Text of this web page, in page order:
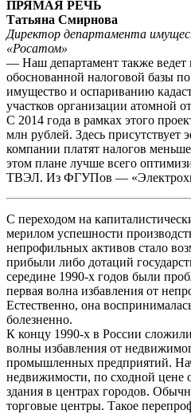
ПРЯМАЯ РЕЧЬ
Татьяна Смирнова
Директор департамента
«Росатом»
— Наш департамент также ведет
обоснованной налоговой базы
имущество и оспариванию
участков организации атомной
С 2014 года в рамках этого
млн рублей. Здесь присутствует
компании платят налогов
этом плане лучше всего
ТВЭЛ. Из ФГУПов —
С переходом на
мерилом успешности
непрофильных активов стало
прибыли либо дотаций
середине 1990-х годов были
первая волна избавления от
Естественно, она
болезненно.
К концу 1990-х в России
волны избавления от
промышленных предприятий.
недвижимости, по сходной цене
здания в центрах городов.
торговые центры. Такое